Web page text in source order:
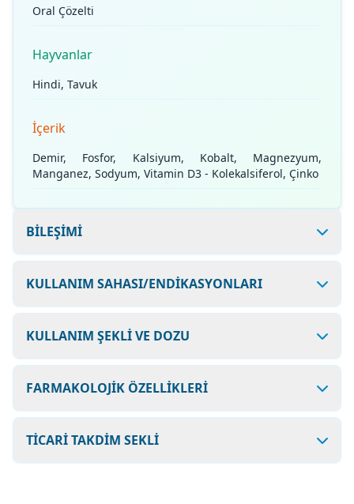
Oral Çözelti
Hayvanlar
Hindi, Tavuk
İçerik
Demir, Fosfor, Kalsiyum, Kobalt, Magnezyum,
Manganez, Sodyum, Vitamin D3 - Kolekalsiferol, Çinko
BİLEŞİMİ
KULLANIM SAHASI/ENDİKASYONLARI
KULLANIM ŞEKLİ VE DOZU
FARMAKOLOJİK ÖZELLİKLERİ
TİCARİ TAKDİM SEKLİ